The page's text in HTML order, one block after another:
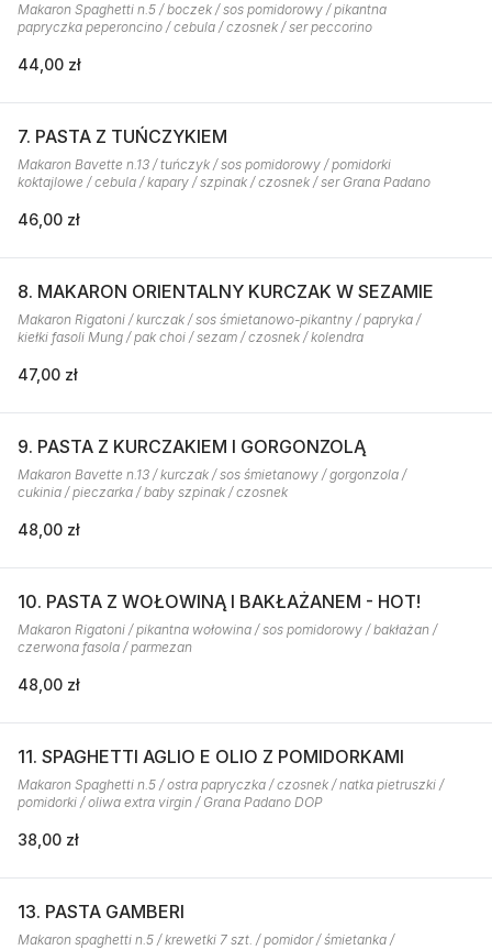
Makaron Spaghetti n.5 / boczek / sos pomidorowy / pikantna
papryczka peperoncino / cebula / czosnek / ser peccorino
44,00 zł
7. PASTA Z TUŃCZYKIEM
Makaron Bavette n.13 / tuńczyk / sos pomidorowy / pomidorki
koktajlowe / cebula / kapary / szpinak / czosnek / ser Grana Padano
46,00 zł
8. MAKARON ORIENTALNY KURCZAK W SEZAMIE
Makaron Rigatoni / kurczak / sos śmietanowo-pikantny / papryka /
kiełki fasoli Mung / pak choi / sezam / czosnek / kolendra
47,00 zł
9. PASTA Z KURCZAKIEM I GORGONZOLĄ
Makaron Bavette n.13 / kurczak / sos śmietanowy / gorgonzola /
cukinia / pieczarka / baby szpinak / czosnek
48,00 zł
10. PASTA Z WOŁOWINĄ I BAKŁAŻANEM - HOT!
Makaron Rigatoni / pikantna wołowina / sos pomidorowy / bakłażan /
czerwona fasola / parmezan
48,00 zł
11. SPAGHETTI AGLIO E OLIO Z POMIDORKAMI
Makaron Spaghetti n.5 / ostra papryczka / czosnek / natka pietruszki /
pomidorki / oliwa extra virgin / Grana Padano DOP
38,00 zł
13. PASTA GAMBERI
Makaron spaghetti n.5 / krewetki 7 szt. / pomidor / śmietanka /